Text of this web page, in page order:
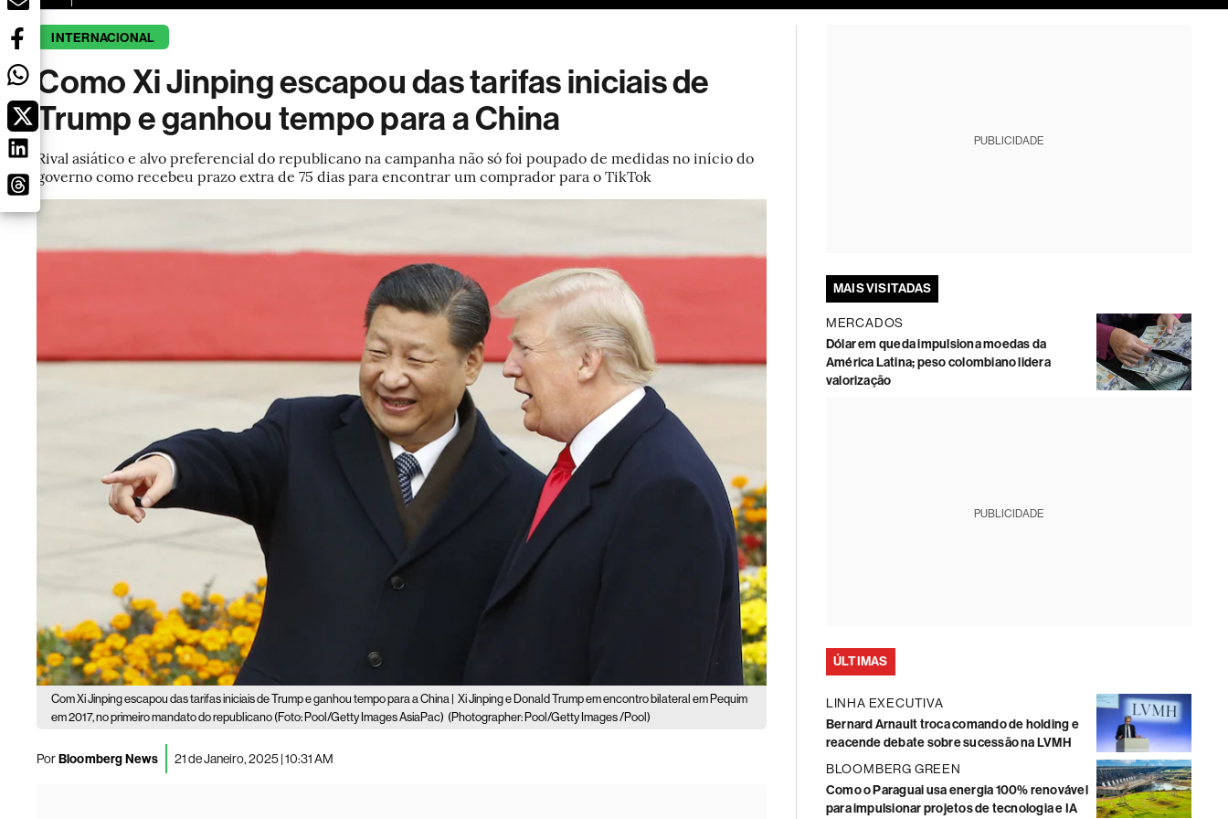
INTERNACIONAL
Como Xi Jinping escapou das tarifas iniciais de
Trump e ganhou tempo para a China
Rival asiático e alvo preferencial do republicano na campanha não só foi poupado de medidas no início do
governo como recebeu prazo extra de 75 dias para encontrar um comprador para o TikTok
Com Xi Jinping escapou das tarifas iniciais de Trump e ganhou tempo para a China |
Xi Jinping e Donald Trump em encontro bilateral em Pequim
em 2017, no primeiro mandato do republicano (Foto: Pool/Getty Images AsiaPac) (Photographer: Pool/Getty Images /Pool)
PorBloomberg News 21 de Janeiro, 2025 | 10:31 AM
PUBLICIDADE
MAIS VISITADAS
MERCADOS
Dólar em queda impulsiona moedas da
América Latina; peso colombiano lidera
valorização
PUBLICIDADE
ÚLTIMAS
LINHA EXECUTIVA
Bernard Arnault troca comando de holding e
reacende debate sobre sucessão na LVMH
BLOOMBERG GREEN
Como o Paraguai usa energia 100% renovável
para impulsionar projetos de tecnologia e IA